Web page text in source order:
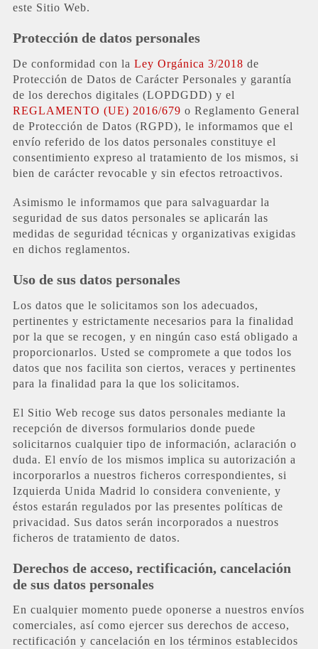
este Sitio Web.
Protección de datos personales
De conformidad con la Ley Orgánica 3/2018 de
Protección de Datos de Carácter Personales y garantía
de los derechos digitales (LOPDGDD) y el
REGLAMENTO (UE) 2016/679 o Reglamento General
de Protección de Datos (RGPD), le informamos que el
envío referido de los datos personales constituye el
consentimiento expreso al tratamiento de los mismos, si
bien de carácter revocable y sin efectos retroactivos.
Asimismo le informamos que para salvaguardar la
seguridad de sus datos personales se aplicarán las
medidas de seguridad técnicas y organizativas exigidas
en dichos reglamentos.
Uso de sus datos personales
Los datos que le solicitamos son los adecuados,
pertinentes y estrictamente necesarios para la finalidad
por la que se recogen, y en ningún caso está obligado a
proporcionarlos. Usted se compromete a que todos los
datos que nos facilita son ciertos, veraces y pertinentes
para la finalidad para la que los solicitamos.
El Sitio Web recoge sus datos personales mediante la
recepción de diversos formularios donde puede
solicitarnos cualquier tipo de información, aclaración o
duda. El envío de los mismos implica su autorización a
incorporarlos a nuestros ficheros correspondientes, si
Izquierda Unida Madrid lo considera conveniente, y
éstos estarán regulados por las presentes políticas de
privacidad. Sus datos serán incorporados a nuestros
ficheros de tratamiento de datos.
Derechos de acceso, rectificación, cancelación
de sus datos personales
En cualquier momento puede oponerse a nuestros envíos
comerciales, así como ejercer sus derechos de acceso,
rectificación y cancelación en los términos establecidos